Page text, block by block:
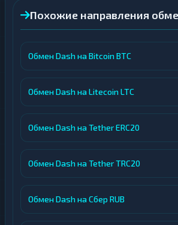
Похожие направления
Обмен Dash на Bitcoin BTC
Обмен Dash на Litecoin LTC
Обмен Dash на Tether ERC20
Обмен Dash на Tether TRC20
Обмен Dash на Сбер RUB